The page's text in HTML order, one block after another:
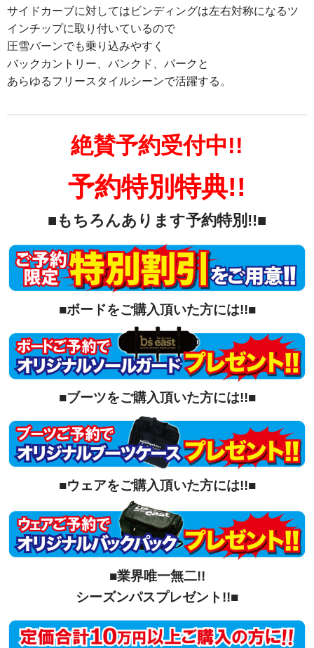
サイドカーブに対してはビンディングは左右対称になるツ
インチップに取り付いているので
圧雪バーンでも乗り込みやすく
バックカントリー、バンクド、パークと
あらゆるフリースタイルシーンで活躍する。
絶賛予約受付中!!
予約特別特典!!
■もちろんあります予約特別!!■
■ボードをご購入頂いた方には!!■
■ブーツをご購入頂いた方には!!■
■ウェアをご購入頂いた方には!!■
■業界唯一無二!!
シーズンパスプレゼント!!■